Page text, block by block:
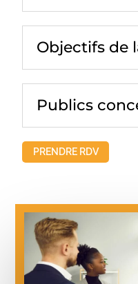
Objectifs de
Publics
PRENDRE RDV